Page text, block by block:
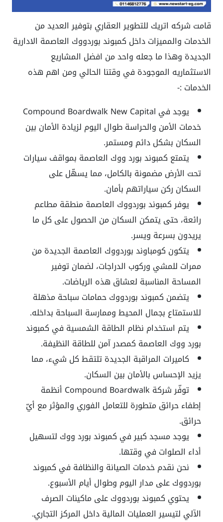
قامت شركه اتريك للتطوير العقاري بتوفير العديد من
الخدمات والمميزات داخل كمبوند بوردووك العاصمة الادارية
الجديدة وهذا ما جعله واحد من افضل المشاريع
الاستثماريه الموجودة في وقتنا الحالي ومن اهم هذه
الخدمات :-
يوجد في Compound Boardwalk New Capital
خدمات الأمن والحراسة طوال اليوم لزيادة الأمان بين
السكان بشكل دائم ومستمر.
يتمتع كمبوند بورد ووك العاصمة بمواقف سيارات
تحت الأرض مضمونة بالكامل، مما يسهّل على
السكان ركن سياراتهم بأمان.
يوفر كمبوند بوردووك العاصمة منطقة مطاعم
رائعة، حتى يتمكن السكان من الحصول على كل ما
يريدون بسرعة ويسر.
يتكون كومباوند بوردووك العاصمة الجديدة من
ممرات للمشي وركوب الدراجات، لضمان توفير
المساحة المناسبة لعشاق هذه الرياضات.
يتضمن كمبوند بوردووك حمامات سباحة مذهلة
للاستمتاع بجمال المحيط وممارسة السباحة بداخله.
يتم استخدام نظام الطاقة الشمسية في كمبوند
بورد ووك العاصمة كمصدر آمن للطاقة النظيفة.
كاميرات المراقبة الجديدة تلتقط كل شيء، مما
يزيد الإحساس بالأمان بين السكان.
توفّر شركة Compound Boardwalk أنظمة
إطفاء حرائق متطورة للتعامل الفوري والمؤثر مع أيّ
حرائق.
يوجد مسجد كبير في كمبوند بورد ووك لتسهيل
أداء الصلوات في وقتها.
نحن نقدم خدمات الصيانة والنظافة في كمبوند
بوردووك على مدار اليوم وطوال أيام الأسبوع.
يحتوي كمبوند بوردووك على ماكينات الصرف
الآلي لتيسير العمليات المالية داخل المركز التجاري.